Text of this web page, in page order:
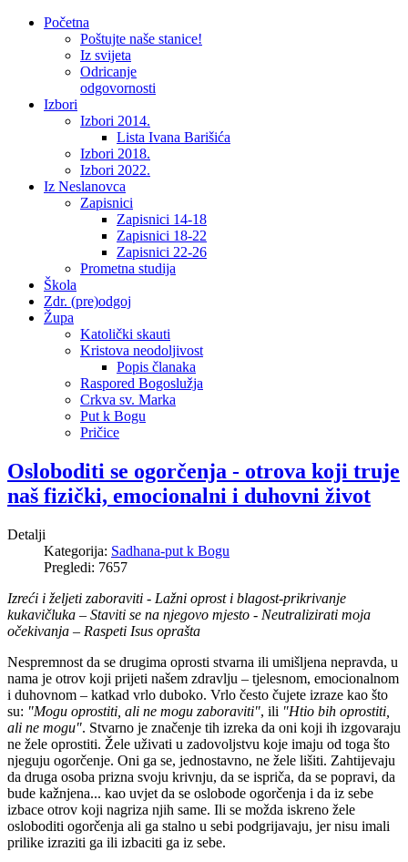
Početna
Poštujte naše stanice!
Iz svijeta
Odricanje
odgovornosti
Izbori
Izbori 2014.
Lista Ivana Barišića
Izbori 2018.
Izbori 2022.
Iz Neslanovca
Zapisnici
Zapisnici 14-18
Zapisnici 18-22
Zapisnici 22-26
Prometna studija
Škola
Zdr. (pre)odgoj
Župa
Katolički skauti
Kristova neodoljivost
Popis članaka
Raspored Bogoslužja
Crkva sv. Marka
Put k Bogu
Pričice
Osloboditi se ogorčenja - otrova koji truje
naš fizički, emocionalni i duhovni život
Detalji
Kategorija: Sadhana-put k Bogu
Pregledi: 7657
Izreći i željeti zaboraviti - Lažni oprost i blagost-prikrivanje
kukavičluka – Staviti se na njegovo mjesto - Neutralizirati moja
očekivanja – Raspeti Isus oprašta
Nespremnost da se drugima oprosti stvarna ili umišljena nepravda, u
nama je otrov koji prijeti našem zdravlju – tjelesnom, emocionalnom
i duhovnom – katkad vrlo duboko. Vrlo često čujete izraze kao što
su: "Mogu oprostiti, ali ne mogu zaboraviti", ili "Htio bih oprostiti,
ali ne mogu". Stvarno je značenje tih izreka da oni koji ih izgovaraju
ne žele oprostiti. Žele uživati u zadovoljstvu koje imaju od toga što
njeguju ogorčenje. Oni ga se, jednostavno, ne žele lišiti. Zahtijevaju
da druga osoba prizna svoju krivnju, da se ispriča, da se popravi, da
bude kažnjena... kao uvjet da se oslobode ogorčenja i da iz sebe
izbace otrov koji nagriza njih same. Ili se možda iskreno žele
osloboditi ogorčenja ali ga stalno u sebi podgrijavaju, jer nisu imali
prilike izraziti ga ili izbaciti ga iz sebe.